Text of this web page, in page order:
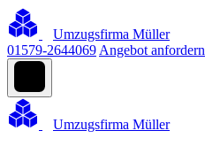
Umzugsfirma Müller
01579-2644069 Angebot anfordern
Umzugsfirma Müller